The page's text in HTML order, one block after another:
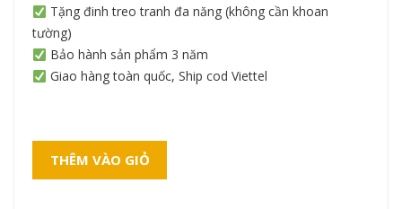
Tặng đinh treo tranh đa năng (không cần khoan
tường)
Bảo hành sản phẩm 3 năm
Giao hàng toàn quốc, Ship cod Viettel
THÊM VÀO GIỎ